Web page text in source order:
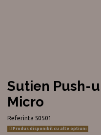
Sutien Push-
Micro
Referinta S0501
Produs disponibil cu alte optiuni